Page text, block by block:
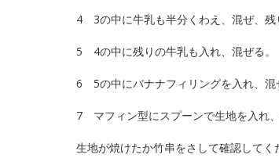
4 3の中に牛乳も半分くわえ、混ぜ、残
5 4の中に残りの牛乳も入れ、混ぜる。
6 5の中にバナナフィリングを入れ、混
7 マフィン型にスプーンで生地を入れ
生地が焼けたか竹串をさして確認してく